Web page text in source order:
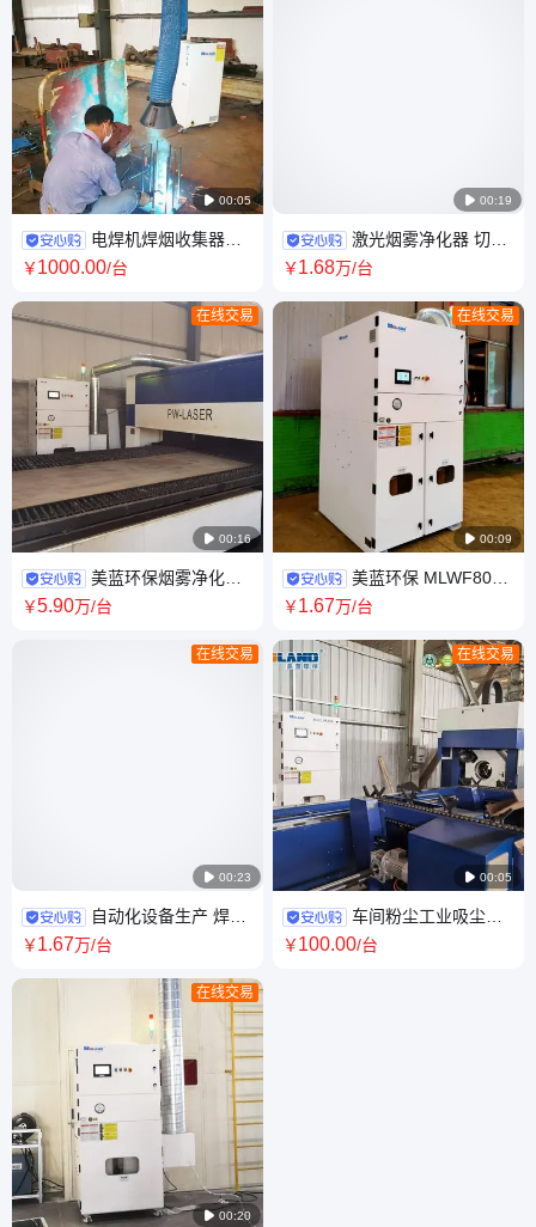
 00:05
电焊机焊烟收集器
99.9%净化率移动式脉冲滤筒除
￥1000.00/台
 00:16
在线交易
美蓝环保烟雾净化器
激光切割机滤筒除尘器 光纤切
￥5.90万/台
 00:23
在线交易
自动化设备生产 焊接
机器人 焊接专机 房体式集中除
￥1.67万/台
 00:20
在线交易
 00:19
激光烟雾净化器 切割
异味处理高效除尘设备 多级过
￥1.68万/台
 00:09
在线交易
美蓝环保 MLWF800
全自动脉冲除尘器 集中式吸尘
￥1.67万/台
 00:05
在线交易
车间粉尘工业吸尘机
器美蓝环保3015激光切割烟尘
￥100.00/台